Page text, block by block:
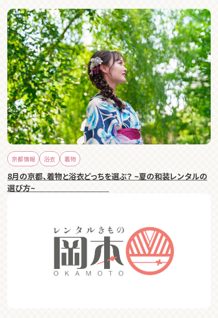
京都情報 浴衣 着物
8月の京都、着物と浴衣どっちを選ぶ？ ~夏の和装レンタルの
選び方~